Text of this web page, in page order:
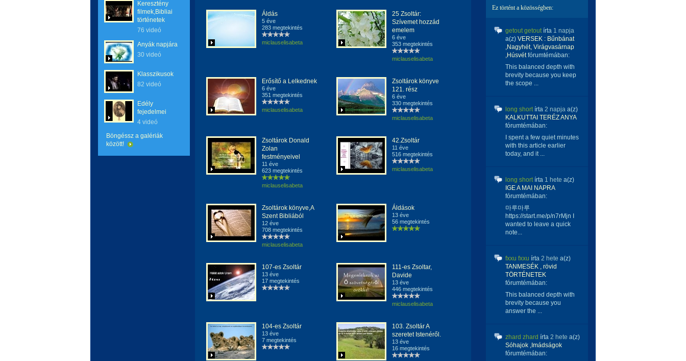
Keresztény
filmek,Bibliai
történetek
76 videó
Anyák napjára
30 videó
Klasszikusok
82 videó
Edély
fejedelmei
4 videó
Böngéssz a galériák
között!
Áldás
5 éve
283 megtekintés
miclauselisabeta
25 Zsoltár:
Szívemet hozzád
emelem
6 éve
353 megtekintés
miclauselisabeta
Erősítő a Lelkednek
6 éve
351 megtekintés
miclauselisabeta
Zsoltárok könyve
121. rész
6 éve
330 megtekintés
miclauselisabeta
Zsoltárok Donald
Zolan
festményeivel
11 éve
623 megtekintés
miclauselisabeta
42.Zsoltár
11 éve
516 megtekintés
miclauselisabeta
Zsoltárok könyve,A
Szent Bibliából
12 éve
708 megtekintés
miclauselisabeta
Áldások
13 éve
56 megtekintés
107-es Zsoltár
13 éve
17 megtekintés
111-es Zsoltar,
Davide
13 éve
446 megtekintés
miclauselisabeta
104-es Zsoltár
13 éve
7 megtekintés
103. Zsoltár A
szeretet Istenéről.
13 éve
16 megtekintés
Ez történt a közösségben:
getout getoutírta 1 napja
a(z) VERSEK : Bűnbánat
,Nagyhét, Virágvasárnap
,Húsvétfórumtémában:
This balanced depth with
brevity because you keep
the scope ...
long shortírta 2 napja a(z)
KALKUTTAI TERÉZ ANYA
fórumtémában:
I spent a few quiet minutes
with this article earlier
today, and it ...
long shortírta 1 hete a(z)
IGE A MAI NAPRA
fórumtémában:
마루마루
https://start.me/p/n7rMjn I
wanted to leave a quick
note...
fxxu fxxu írta 2 hete a(z)
TANMESÉK , rövid
TÖRTÉNETEK
fórumtémában:
This balanced depth with
brevity because you
answer the ...
zhard zhard írta 2 hete a(z)
Sóhajok ,Imádságok
fórumtémában: